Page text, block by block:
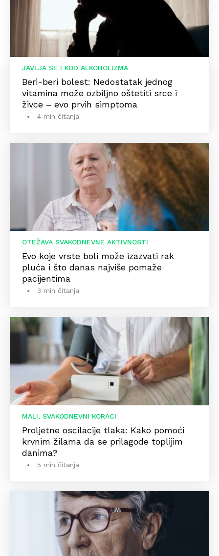
JAVLJA SE I KOD ALKOHOLIZMA
Beri-beri bolest: Nedostatak jednog
vitamina može ozbiljno oštetiti srce i
živce – evo prvih simptoma
4 min čitanja
OTEŽAVA SVAKODNEVNE AKTIVNOSTI
Evo koje vrste boli može izazvati rak
pluća i što danas najviše pomaže
pacijentima
3 min čitanja
MALI, SVAKODNEVNI KORACI
Proljetne oscilacije tlaka: Kako pomoći
krvnim žilama da se prilagode toplijim
danima?
5 min čitanja